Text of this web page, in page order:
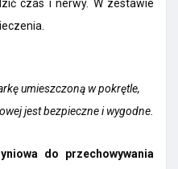
czas i nerwy. W zestawie
umieszczoną w pokrętle,
jest bezpieczne i wygodne.
do przechowywania